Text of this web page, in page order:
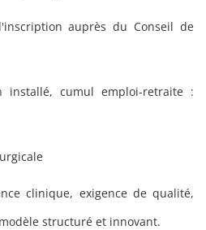
auprès du Conseil de
installé, cumul emploi-retraite :
clinique, exigence de qualité,
structuré et innovant.